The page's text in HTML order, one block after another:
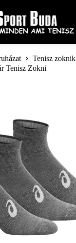
Tenisz zoknik
Tenisz Zokni